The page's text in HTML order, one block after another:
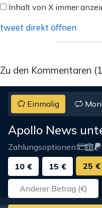
anzeigen
Inhalt von X immer
tweet direkt öffnen
Zu den Kommentaren
Einmalig
Apollo News
Zahlungsoptionen:
10 €
15 € 25 €